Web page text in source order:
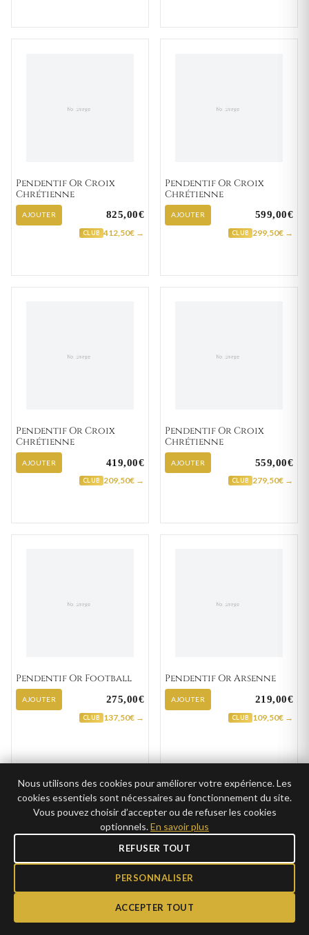
Pendentif Or Croix
Chrétienne
AJOUTER 825,00€
CLUB 412,50€ →
Pendentif Or Croix
Chrétienne
AJOUTER 599,00€
CLUB 299,50€ →
Pendentif Or Croix
Chrétienne
AJOUTER 419,00€
CLUB 209,50€ →
Pendentif Or Croix
Chrétienne
AJOUTER 559,00€
CLUB 279,50€ →
Pendentif Or Football
AJOUTER 275,00€
CLUB 137,50€ →
Pendentif Or Arsenne
AJOUTER 219,00€
CLUB 109,50€ →
Pendentif Or Croix
Pendentif Or Croix
Nous utilisons des cookies pour améliorer votre expérience. Les
cookies essentiels sont nécessaires au fonctionnement du site.
Vous pouvez choisir d’accepter ou de refuser les cookies
optionnels.En savoir plus
REFUSER TOUT
PERSONNALISER
ACCEPTER TOUT